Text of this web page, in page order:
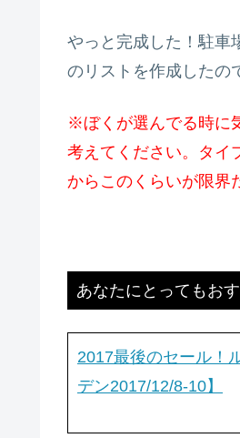
やっと完成した！駐車
のリストを作成したの
※ぼくが選んでる時に
考えてください。タイ
からこのくらいが限界
あなたにとってもお
2017最後のセール！
デン2017/12/8-10】